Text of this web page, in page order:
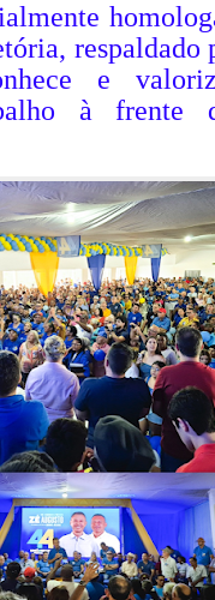
respaldado
e
à frente